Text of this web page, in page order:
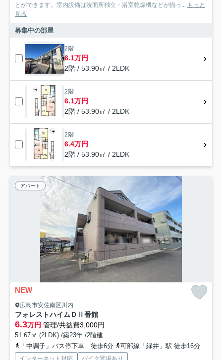
とができます。室内設備は洗面所独立・浴室乾燥機などが揃っ... もっと
見る
募集中の部屋
2階
6.1万円
2階 / 53.90㎡ / 2LDK
2階
6.1万円
2階 / 53.90㎡ / 2LDK
2階
6.4万円
2階 / 53.90㎡ / 2LDK
アパート
NEW
広島市安佐南区川内
フォレストハイムＤⅡ番館
6.3万円 管理/共益費3,000円
51.67㎡ (2LDK) /築23年 /2階建
「中調子」バス停下車 徒歩6分
可部線「緑井」駅 徒歩16分
インターネット対応 バイク置場あり